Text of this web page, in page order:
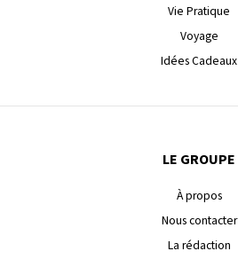
Vie Pratique
Voyage
Idées Cadeaux
LE GROUPE
À propos
Nous contacter
La rédaction